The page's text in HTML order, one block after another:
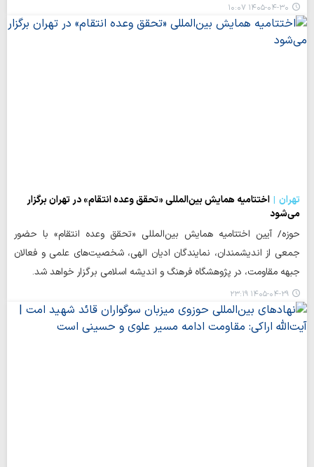
۱۴۰۵-۰۴-۳۰ ۱۰:۰۷
تهران
اختتامیه همایش بین‌المللی «تحقق وعده انتقام» در تهران برگزار
می‌شود
حوزه/ آیین اختتامیه همایش بین‌المللی «تحقق وعده انتقام» با حضور
جمعی از اندیشمندان، نمایندگان ادیان الهی، شخصیت‌های علمی و فعالان
جبهه مقاومت، در پژوهشگاه فرهنگ و اندیشه اسلامی برگزار خواهد شد.
۱۴۰۵-۰۴-۲۹ ۲۳:۱۹